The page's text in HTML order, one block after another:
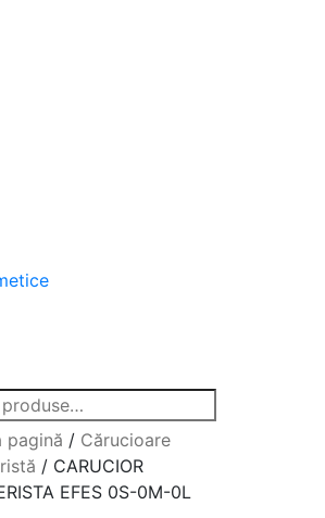
pagină / Cărucioare
/ CARUCIOR
EFES 0S-0M-0L